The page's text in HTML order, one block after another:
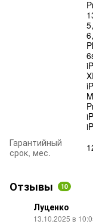
Гарантийный
срок, мес.
Отзывы 10
Луценко
13.10.2025 в